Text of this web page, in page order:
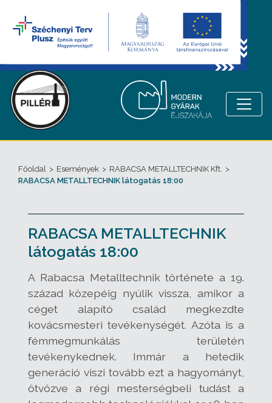
Főoldal > Események > RABACSA METALLTECHNIK Kft. >
RABACSA METALLTECHNIK látogatás 18:00
RABACSA METALLTECHNIK
látogatás 18:00
A Rabacsa Metalltechnik története a 19.
század közepéig nyúlik vissza, amikor a
céget alapító család megkezdte
kovácsmesteri tevékenységét. Azóta is a
fémmegmunkálás területén
tevékenykednek. Immár a hetedik
generáció viszi tovább ezt a hagyományt,
ötvözve a régi mesterségbeli tudást a